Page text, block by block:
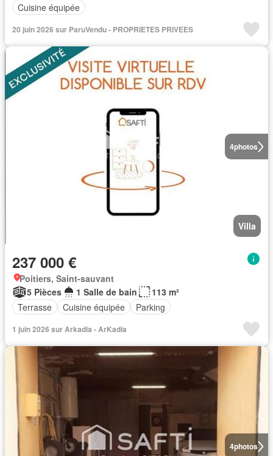
Cuisine équipée
20 juin 2026 sur ParuVendu - PROPRIETES PRIVEES
4photos
Villa
237 000 €
Poitiers, Saint-sauvant
5 Pièces
1 Salle de bain
113 m²
Terrasse
Cuisine équipée Parking
1 juin 2026 sur Arkadia - ArKadia
4photos